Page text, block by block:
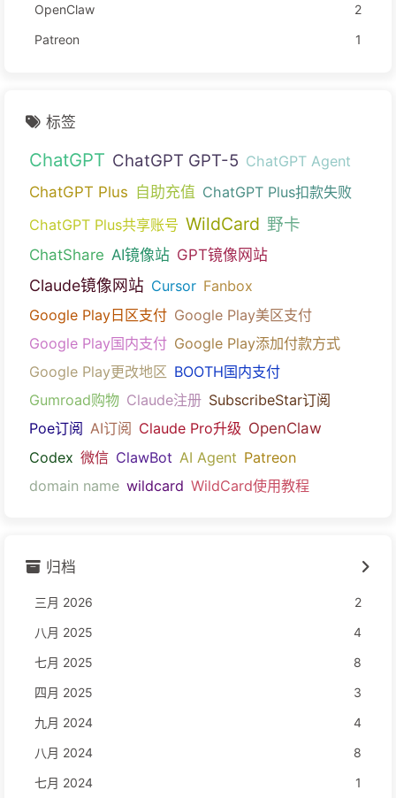
OpenClaw
2
Patreon
1
标签
ChatGPT ChatGPT GPT-5 ChatGPT Agent
ChatGPT Plus 自助充值 ChatGPT Plus扣款失败
ChatGPT Plus共享账号 WildCard 野卡
ChatShare AI镜像站 GPT镜像网站
Claude镜像网站 Cursor Fanbox
Google Play日区支付 Google Play美区支付
Google Play国内支付 Google Play添加付款方式
Google Play更改地区 BOOTH国内支付
Gumroad购物 Claude注册 SubscribeStar订阅
Poe订阅 AI订阅 Claude Pro升级 OpenClaw
Codex 微信 ClawBot AI Agent Patreon
domain name wildcard WildCard使用教程
归档
三月 2026
2
八月 2025
4
七月 2025
8
四月 2025
3
九月 2024
4
八月 2024
8
七月 2024
1